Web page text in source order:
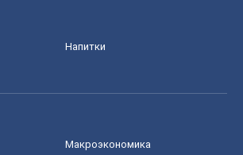
Напитки
Mакроэкономика